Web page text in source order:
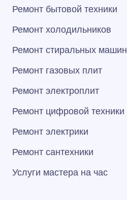
Ремонт бытовой техники
Ремонт холодильников
Ремонт стиральных машин
Ремонт газовых плит
Ремонт электроплит
Ремонт цифровой техники
Ремонт электрики
Ремонт сантехники
Услуги мастера на час